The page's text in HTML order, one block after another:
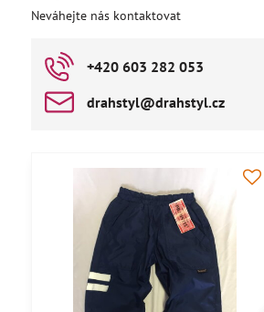
Neváhejte nás kontaktovat
+420 603 282 053
drahstyl​@drahstyl​.cz